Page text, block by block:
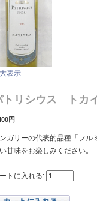
表示
トリシウス トカ
円
ガリーの代表的品種「フル
甘味をお楽しみください。
トに入れる: